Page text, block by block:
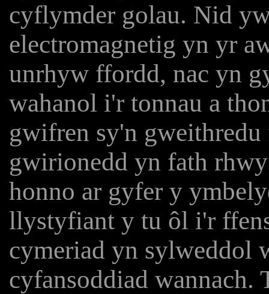
cyflymder golau. Nid
electromagnetig yn yr
unrhyw ffordd, nac yn
wahanol i'r tonnau a
gwifren sy'n
gwirionedd yn fath
honno ar gyfer y
llystyfiant y tu ôl i'r
cymeriad yn sylweddol
cyfansoddiad